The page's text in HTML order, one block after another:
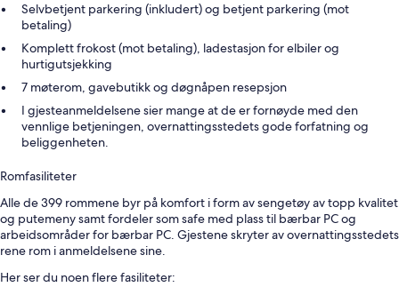
Selvbetjent parkering (inkludert) og betjent parkering (mot
betaling)
Komplett frokost (mot betaling), ladestasjon for elbiler og
hurtigutsjekking
7 møterom, gavebutikk og døgnåpen resepsjon
I gjesteanmeldelsene sier mange at de er fornøyde med den
vennlige betjeningen, overnattingsstedets gode forfatning og
beliggenheten.
Romfasiliteter
Alle de 399 rommene byr på komfort i form av sengetøy av topp kvalitet
og putemeny samt fordeler som safe med plass til bærbar PC og
arbeidsområder for bærbar PC. Gjestene skryter av overnattingsstedets
rene rom i anmeldelsene sine.
Her ser du noen flere fasiliteter: